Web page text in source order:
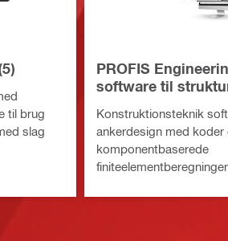
til brug
slag
PROFIS
software til
Konstruktionsteknik
ankerdesign med koder
komponentbaserede